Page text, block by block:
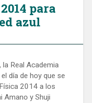
para
azul
Real Academia
día de hoy que se
2014 a los
Amano y Shuji